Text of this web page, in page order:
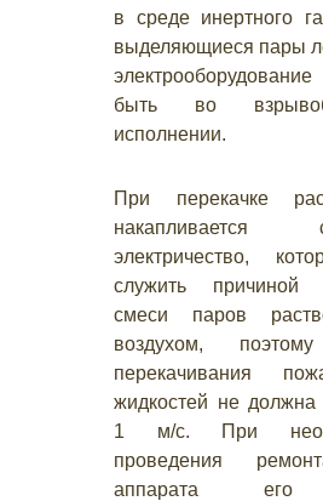
в среде инертного
выделяющиеся пары
быть во
исполнении.
При перекачке
накапливается
электричество,
служить причиной
смеси паров
воздухом,
перекачивания
жидкостей не
1 м/с. При
проведения
аппарата его